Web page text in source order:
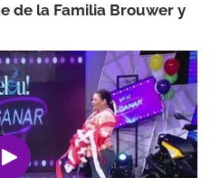
de la Familia Brouwer y